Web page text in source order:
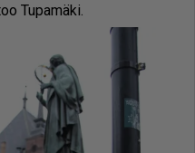
Tu­pa­mä­ki.